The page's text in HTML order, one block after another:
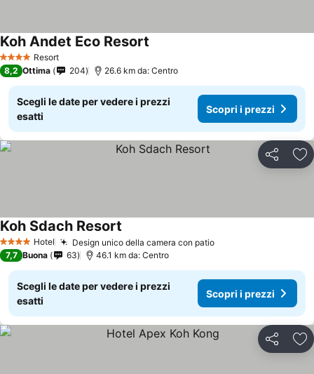
4 Stelle Resort
Koh Andet Eco Resort
8,2 Ottima 204 26.6 km da: Centro
Scegli le date per vedere i prezzi
esatti
Scopri i prezzi
Condividi
4 Stelle Hotel Design unico della camera con patio
Koh Sdach Resort
7,7 Buona 63 46.1 km da: Centro
Scegli le date per vedere i prezzi
esatti
Scopri i prezzi
Condividi